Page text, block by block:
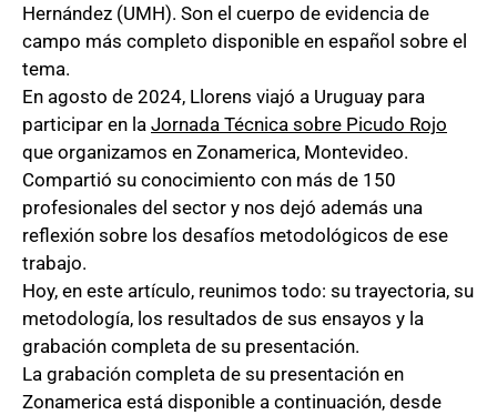
Hernández (UMH). Son el cuerpo de evidencia de
campo más completo disponible en español sobre el
tema.
En agosto de 2024, Llorens viajó a Uruguay para
participar en la Jornada Técnica sobre Picudo Rojo
que organizamos en Zonamerica, Montevideo.
Compartió su conocimiento con más de 150
profesionales del sector y nos dejó además una
reflexión sobre los desafíos metodológicos de ese
trabajo.
Hoy, en este artículo, reunimos todo: su trayectoria, su
metodología, los resultados de sus ensayos y la
grabación completa de su presentación.
La grabación completa de su presentación en
Zonamerica está disponible a continuación, desde